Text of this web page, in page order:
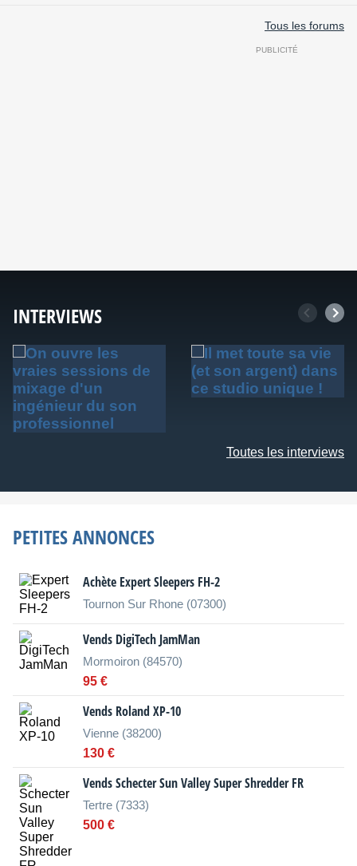
Tous les forums
INTERVIEWS
Toutes les interviews
PETITES ANNONCES
Achète Expert Sleepers FH-2
Tournon Sur Rhone (07300)
Vends DigiTech JamMan
Mormoiron (84570)
95 €
Vends Roland XP-10
Vienne (38200)
130 €
Vends Schecter Sun Valley Super Shredder FR
Tertre (7333)
500 €